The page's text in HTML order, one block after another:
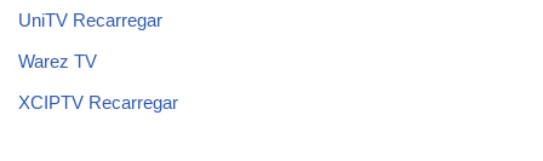
UniTV Recarregar
Warez TV
XCIPTV Recarregar